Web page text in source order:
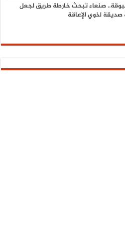
صنعاء تبحث خارطة طريق لجعل
صديقة لذوي الإعاقة